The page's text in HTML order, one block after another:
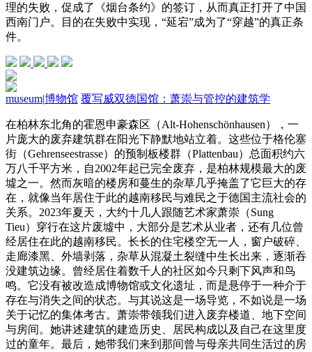
理的失败，促成了《烟台条约》的签订，从而真正打开了中国
西南门户。目的在失败中实现，“延宕”成为了“穿越”的真正条
件。
museum|博物馆 覆写威双德国馆：萧崇与管控的建筑学
在柏林东北角的霍恩申豪森区（Alt-Hohenschönhausen），一
片庞大的废弃建筑群在阳光下静默地站立着。这些位于格伦塞
街（Gehrenseestrasse）的预制板楼群（Plattenbau）总面积约六
万八千平方米，自2002年起已完全废弃，是柏林规模最大的废
墟之一。然而灰暗的楼房和蔓生的杂草几乎掩盖了它巨大的存
在，就像当年居住于此的越南移民与难民之于德国主流社会的
关系。2023年夏天，大约十几人跟随艺术家萧崇（Sung
Tieu）穿行在这片废墟中，大部分是艺术从业者，还有几位曾
经居住在此的越南移民。长长的住宅楼空无一人，窗户破碎、
走廊漆黑、外墙剥落，杂草从混凝土裂缝中生长出来，逐渐吞
没建筑边缘。曾经居住着数千人的社区如今只剩下风声和鸟
鸣。它没有被改造成博物馆或文化遗址，而是悬停于一种介于
存在与消失之间的状态。与其说这是一场导览，不如说是一场
关于记忆的集体考古。萧崇带领我们进入废弃楼道、地下空间
与房间。她讲述建筑的建造历史、居民构成以及自己在这里度
过的童年。最后，她带我们来到那间曾与母亲共同生活过的房